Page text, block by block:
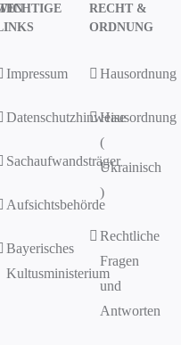
Impressum
Datenschutzhinweise
Sachaufwandsträger
Aufsichtsbehörde
Bayerisches
Kultusministerium
RECHT &
ORDNUNG
Hausordnung
Hausordnung
(
Ukrainisch
)
Rechtliche
Fragen
und
Antworten